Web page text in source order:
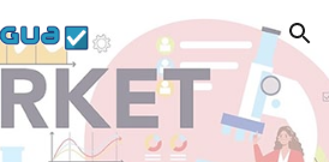
Skip to navigation